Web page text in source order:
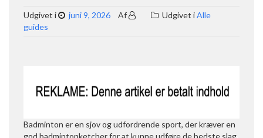
Udgivet i juni 9, 2026 Af Udgivet iAlle
guides
Badminton er en sjov og udfordrende sport, der kræver en
god badmintonketcher for at kunne udføre de bedste slag.